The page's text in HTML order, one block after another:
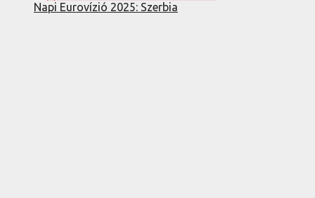
Napi Eurovízió 2025: Szerbia